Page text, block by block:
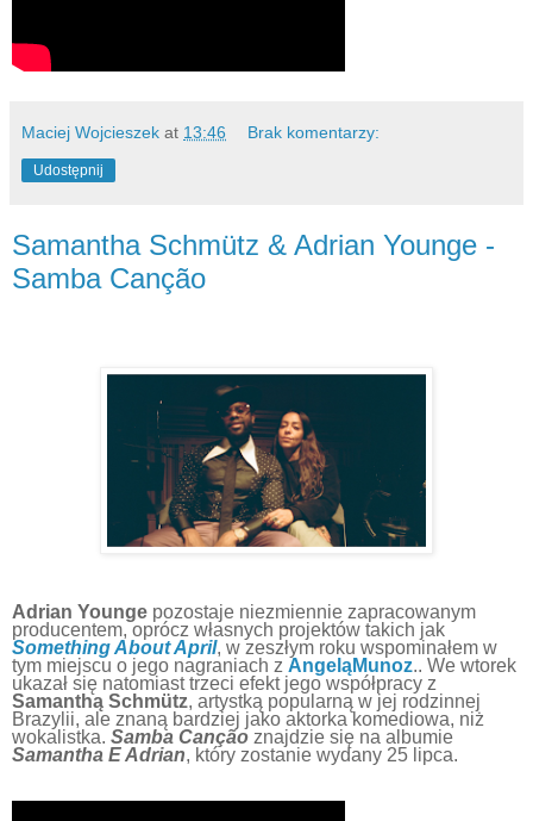
Maciej Wojcieszek at 13:46 Brak komentarzy:
Udostępnij
Samantha Schmütz & Adrian Younge -
Samba Canção
Adrian Younge pozostaje niezmiennie zapracowanym
producentem, oprócz własnych projektów takich jak
Something About April, w zeszłym roku wspominałem w
tym miejscu o jego nagraniach z AngeląMunoz.. We wtorek
ukazał się natomiast trzeci efekt jego współpracy z
Samanthą Schmütz, artystką popularną w jej rodzinnej
Brazylii, ale znaną bardziej jako aktorka komediowa, niż
wokalistka. Samba Canção znajdzie się na albumie
Samantha E Adrian, który zostanie wydany 25 lipca.